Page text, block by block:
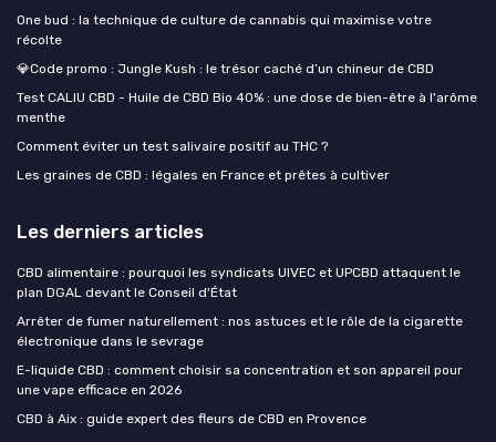
One bud : la technique de culture de cannabis qui maximise votre
récolte
💎Code promo : Jungle Kush : le trésor caché d’un chineur de CBD
Test CALIU CBD - Huile de CBD Bio 40% : une dose de bien-être à l'arôme
menthe
Comment éviter un test salivaire positif au THC ?
Les graines de CBD : légales en France et prêtes à cultiver
Les derniers articles
CBD alimentaire : pourquoi les syndicats UIVEC et UPCBD attaquent le
plan DGAL devant le Conseil d'État
Arrêter de fumer naturellement : nos astuces et le rôle de la cigarette
électronique dans le sevrage
E-liquide CBD : comment choisir sa concentration et son appareil pour
une vape efficace en 2026
CBD à Aix : guide expert des fleurs de CBD en Provence